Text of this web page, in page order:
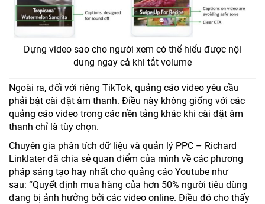
Dựng video sao cho người xem có thể hiểu được nội
dung ngay cả khi tắt volume
Ngoài ra, đối với riêng TikTok, quảng cáo video yêu cầu
phải bật cài đặt âm thanh. Điều này không giống với các
quảng cáo video trong các nền tảng khác khi cài đặt âm
thanh chỉ là tùy chọn.
Chuyên gia phân tích dữ liệu và quản lý PPC – Richard
Linklater đã chia sẻ quan điểm của mình về các phương
pháp sáng tạo hay nhất cho quảng cáo Youtube như
sau: “Quyết định mua hàng của hơn 50% người tiêu dùng
đang bị ảnh hưởng bởi các video online. Điều đó cho thấy